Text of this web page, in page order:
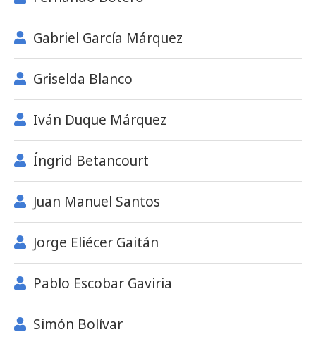
Gabriel García Márquez
Griselda Blanco
Iván Duque Márquez
Íngrid Betancourt
Juan Manuel Santos
Jorge Eliécer Gaitán
Pablo Escobar Gaviria
Simón Bolívar